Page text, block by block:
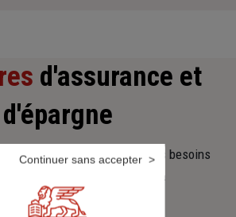
d'assurance et
d'épargne
et flexibles pour sécuriser vos besoins
et anticiper ceux de demain.
Continuer sans accepter